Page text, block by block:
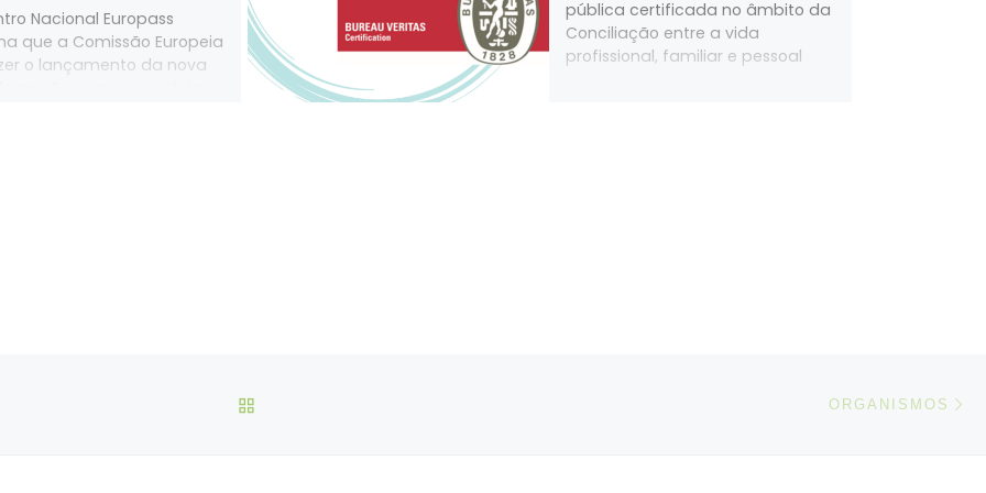
Nacional Europass
que a Comissão Europeia
o lançamento da nova
pública certificada no âmbito da
Conciliação entre a vida
profissional, familiar e pessoal
ORGANISMOS